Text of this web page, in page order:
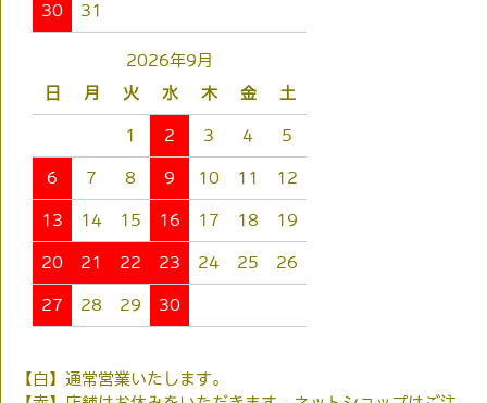
30 31
2026年9月
日
月 火 水 木 金 土
1 2 3 4 5
6 7 8 9 10 11 12
13 14 15 16 17 18 19
20 21 22 23 24 25 26
27 28 29 30
【白】通常営業いたします。